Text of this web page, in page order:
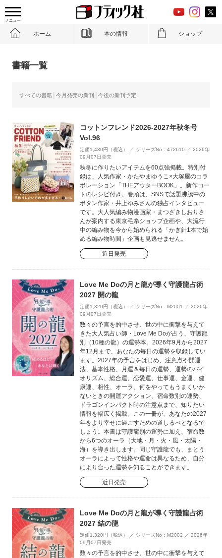
メニュー
ホーム 本の情報 ショップ
書籍一覧
すべての書籍 今月発売の新刊 今後の新刊予定
コットンフレンド2026-2027年秋冬号
Vol.96
定価1,430円（税込） ／ シリーズNo：472610 ／ 2026年
09月07日発売
秋冬に作りたいアイテムを60点強掲載。特別付
録は、人気作家・かたやまゆうこ×大塚屋のコラ
ボレーション「THEアウターBOOK」。新作コー
トのレシピ付き。巻頭は、SNSで話題沸騰中の
ボタン作家・井上ゆみさんの独占インタビュー
です。大人気編み物漫画家・まつざきしおりさ
んが案内する東京毛糸ショップ企画や、大流行
中の編み物を今から始められる「かぎ針1本で始
める編み物時間」企画も見逃せません。
近日発売
Love Me Doの月と龍が導く守護龍占術
2027 開の龍
定価1,320円（税込） ／ シリーズNo：M2001 ／ 2026年
09月07日発売
数々の予言を的中させ、世の中に衝撃を与えて
きた大人気占い師・Love Me Doが占う、守護龍
別（10種の龍）の運勢本。2026年9月から2027
年12月まで、あなたの毎日の運勢を収録してい
ます。2027年の予言をはじめ、注意点や開運
法、基本性格、月運＆毎日の運勢、運勢のバイ
オリズム、総合運、恋愛運、仕事運、金運、健
康運、相性、オーラ、何をやってもうまくいか
ないときの開運アクション、宿命数別の運勢、
ドラゴンインパクト時の注意点まで、知りたい
情報を幅広く掲載。この一冊が、あなたの2027
年をより幸せに過ごすための道しるべとなるで
しょう。本書は守護龍別の運勢に加え、宿命数
から6つのオーラ（大地・月・火・風・太陽・
海）を導き出します。同じ守護龍でも、まとう
オーラによって性格や運命は異なるため、自分
により合った運勢を知ることができます。
近日発売
Love Me Doの月と龍が導く守護龍占術
2027 結の龍
定価1,320円（税込） ／ シリーズNo：M2002 ／ 2026年
09月07日発売
数々の予言を的中させ、世の中に衝撃を与えて